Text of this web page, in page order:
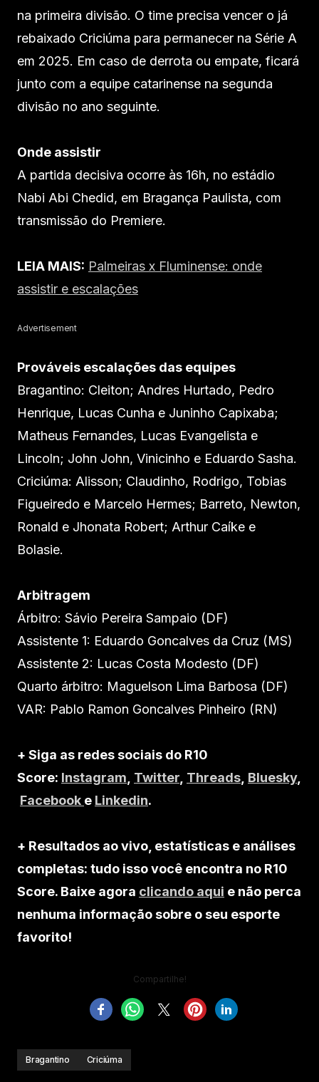
na primeira divisão. O time precisa vencer o já
rebaixado Criciúma para permanecer na Série A
em 2025. Em caso de derrota ou empate, ficará
junto com a equipe catarinense na segunda
divisão no ano seguinte.
Onde assistir
A partida decisiva ocorre às 16h, no estádio
Nabi Abi Chedid, em Bragança Paulista, com
transmissão do Premiere.
LEIA MAIS: Palmeiras x Fluminense: onde
assistir e escalações
Advertisement
Prováveis escalações das equipes
Bragantino: Cleiton; Andres Hurtado, Pedro
Henrique, Lucas Cunha e Juninho Capixaba;
Matheus Fernandes, Lucas Evangelista e
Lincoln; John John, Vinicinho e Eduardo Sasha.
Criciúma: Alisson; Claudinho, Rodrigo, Tobias
Figueiredo e Marcelo Hermes; Barreto, Newton,
Ronald e Jhonata Robert; Arthur Caíke e
Bolasie.
Arbitragem
Árbitro: Sávio Pereira Sampaio (DF)
Assistente 1: Eduardo Goncalves da Cruz (MS)
Assistente 2: Lucas Costa Modesto (DF)
Quarto árbitro: Maguelson Lima Barbosa (DF)
VAR: Pablo Ramon Goncalves Pinheiro (RN)
+ Siga as redes sociais do R10
Score: Instagram Twitter Threads Bluesky,
Facebook e Linkedin.
+ Resultados ao vivo, estatísticas e análises
completas: tudo isso você encontra no R10
Score. Baixe agora clicando aqui e não perca
nenhuma informação sobre o seu esporte
favorito!
Compartilhe!
Bragantino Criciúma